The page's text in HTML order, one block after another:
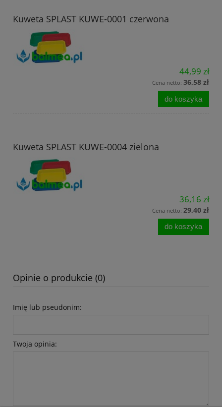
Kuweta SPLAST KUWE-0001 czerwona
44,99 zł
Cena netto: 36,58 zł
do koszyka
Kuweta SPLAST KUWE-0004 zielona
36,16 zł
Cena netto: 29,40 zł
do koszyka
Opinie o produkcie (0)
Imię lub pseudonim:
Twoja opinia: